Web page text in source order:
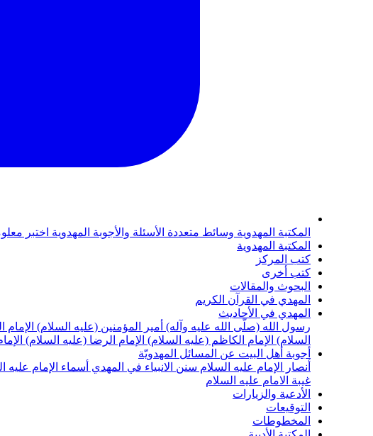
المكتبة المهدوية وسائط متعددة الأسئلة والأجوبة المهدوية اختبر
المكتبة المهدوية
كتب المركز
كتب أخرى
البحوث والمقالات
المهدي في القرآن الكريم
المهدي في الأحاديث
رسول الله (صلّى الله عليه وآله) أمير المؤمنين (عليه السلام)
السلام) الإمام الكاظم (عليه السلام) الإمام الرضا (عليه السلام)
أجوبة أهل البيت عن المسائل المهدويّة
أنصار الإمام عليه السلام سنن الانبياء في المهدي أسماء الإمام عليه
غيبة الامام عليه السلام
الأدعية والزيارات
التوقيعات
المخطوطات